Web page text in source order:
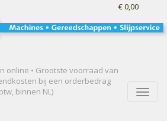
online • Grootste voorraad van
bij een orderbedrag
binnen NL)
€ 0,00
Toggle